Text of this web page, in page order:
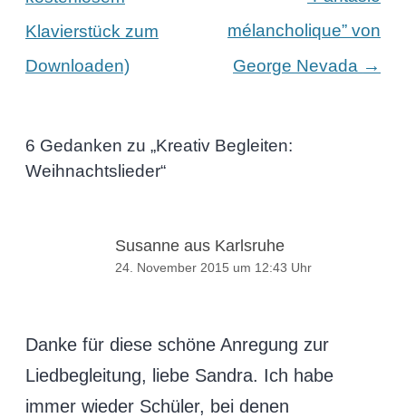
Klavierstück zum
Downloaden)
mélancholique” von
George Nevada →
6 Gedanken zu „Kreativ Begleiten:
Weihnachtslieder“
Susanne aus Karlsruhe
24. November 2015 um 12:43 Uhr
Danke für diese schöne Anregung zur
Liedbegleitung, liebe Sandra. Ich habe
immer wieder Schüler, bei denen